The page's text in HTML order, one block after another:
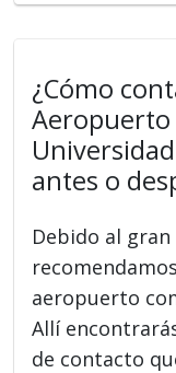
¿Cómo
Aeropuerto
antes o
Debido al
aeropuerto
Allí
de contacto